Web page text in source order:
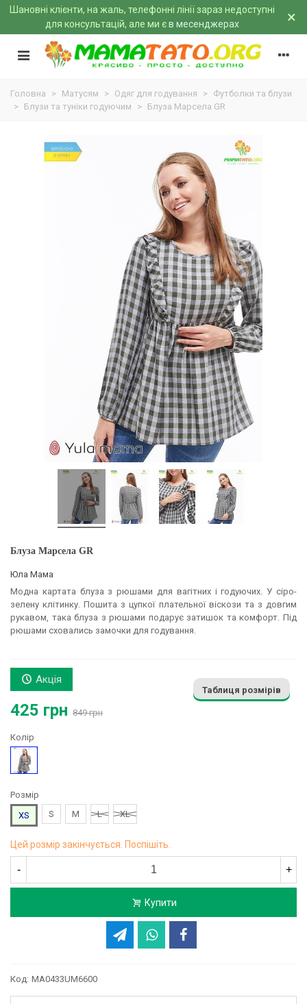
Шановні клієнти, на жаль, телефонні лінії зараз недоступні
для консультацій, але ми єв месенджерах ×
Головна > Матусям > Одяг для годування > Футболки та блузи
> Блузи та туніки годуючим > Блуза Марсела GR
Блуза Марсела GR
Юла Мама
Модна картата блуза з рюшами для вагітних і годуючих. У сіро-
зелену клітинку. Пошита з цупкої плательної віскози та з довгим
рукавом, така блуза з рюшами подарує затишок та комфорт. Під
рюшами сховались замочки для годування.
Акція
425 грн 849 грн
Таблиця розмірів
Колір
Зелений
Розмір
XS
S M L XL
Цей розмір закінчується. Поспішіть.
- +
Купити
Код: MA0433UM6600